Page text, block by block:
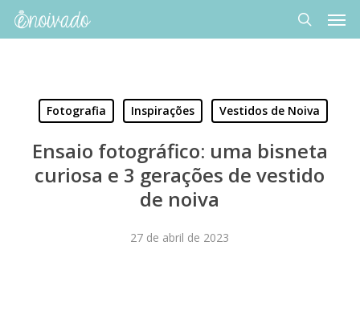
Skip
search
Fotografia Inspirações Vestidos de Noiva
Ensaio fotográfico: uma bisneta
curiosa e 3 gerações de vestido
de noiva
27 de abril de 2023